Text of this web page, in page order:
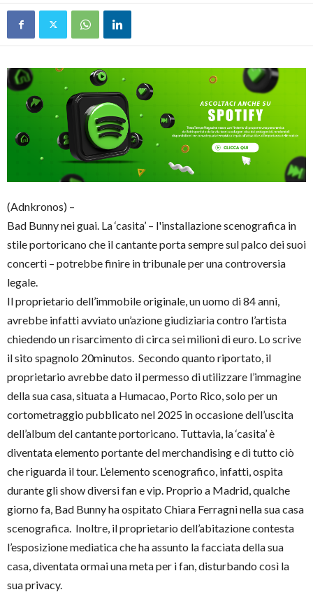
(Adnkronos) –
Bad Bunny nei guai. La ‘casita’ – l'installazione scenografica in
stile portoricano che il cantante porta sempre sul palco dei suoi
concerti – potrebbe finire in tribunale per una controversia
legale.
Il proprietario dell’immobile originale, un uomo di 84 anni,
avrebbe infatti avviato un’azione giudiziaria contro l’artista
chiedendo un risarcimento di circa sei milioni di euro. Lo scrive
il sito spagnolo 20minutos. Secondo quanto riportato, il
proprietario avrebbe dato il permesso di utilizzare l’immagine
della sua casa, situata a Humacao, Porto Rico, solo per un
cortometraggio pubblicato nel 2025 in occasione dell’uscita
dell’album del cantante portoricano. Tuttavia, la ‘casita’ è
diventata elemento portante del merchandising e di tutto ciò
che riguarda il tour. L’elemento scenografico, infatti, ospita
durante gli show diversi fan e vip. Proprio a Madrid, qualche
giorno fa, Bad Bunny ha ospitato Chiara Ferragni nella sua casa
scenografica. Inoltre, il proprietario dell’abitazione contesta
l’esposizione mediatica che ha assunto la facciata della sua
casa, diventata ormai una meta per i fan, disturbando così la
sua privacy.